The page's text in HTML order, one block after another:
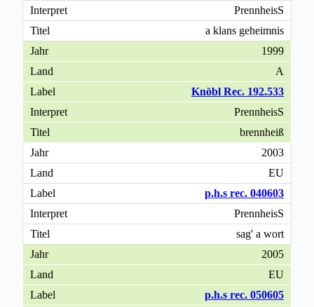
PrennheisS
a klans geheimnis
1999
A
Knöbl Rec. 192.533
PrennheisS
brennheiß
2003
EU
p.h.s rec. 040603
PrennheisS
sag' a wort
2005
EU
p.h.s rec. 050605